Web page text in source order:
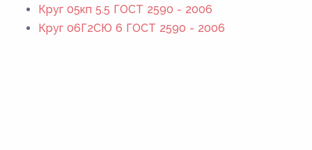
Круг 05кп 5.5 ГОСТ 2590 - 2006
Круг 06Г2СЮ 6 ГОСТ 2590 - 2006